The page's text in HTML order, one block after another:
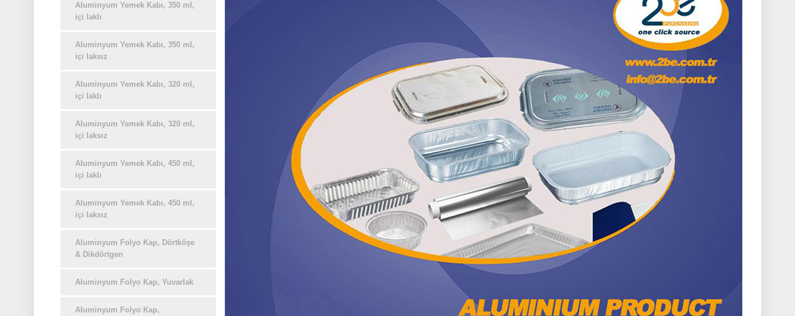
Aluminyum Yemek Kabı, 350 ml,
içi laklı
Aluminyum Yemek Kabı, 350 ml,
içi laksız
Aluminyum Yemek Kabı, 320 ml,
içi laklı
Aluminyum Yemek Kabı, 320 ml,
içi laksız
Aluminyum Yemek Kabı, 450 ml,
içi laklı
Aluminyum Yemek Kabı, 450 ml,
içi laksız
Aluminyum Folyo Kap, Dörtköşe
& Dikdörtgen
Aluminyum Folyo Kap, Yuvarlak
Aluminyum Folyo Kap,